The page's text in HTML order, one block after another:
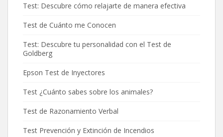
Test: Descubre cómo relajarte de manera efectiva
Test de Cuánto me Conocen
Test: Descubre tu personalidad con el Test de
Goldberg
Epson Test de Inyectores
Test ¿Cuánto sabes sobre los animales?
Test de Razonamiento Verbal
Test Prevención y Extinción de Incendios